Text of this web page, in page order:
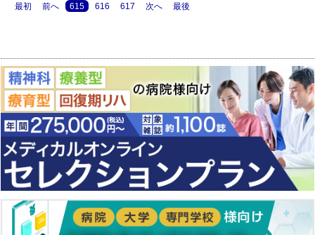
最初 前へ 615 616 617 次へ 最後